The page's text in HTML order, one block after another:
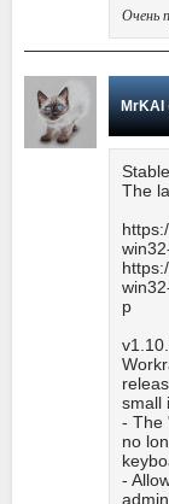
Очень
MrKAI
The
p
small
- The
no
-